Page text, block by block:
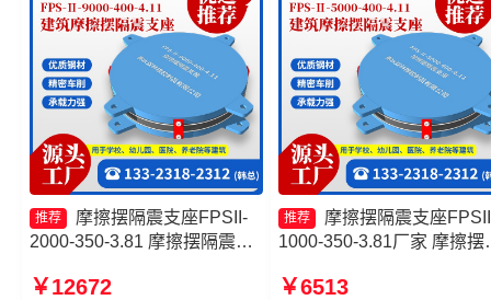
推荐
摩擦摆隔震支座FPSII-
2000-350-3.81 摩擦摆隔震支
工厂 FPS摩擦摆支座厂家 摩
￥12672
推荐
摩擦摆隔震支座
1000-350-3.81厂家 摩擦摆
震支座价格 摩擦摆隔震支
￥6513